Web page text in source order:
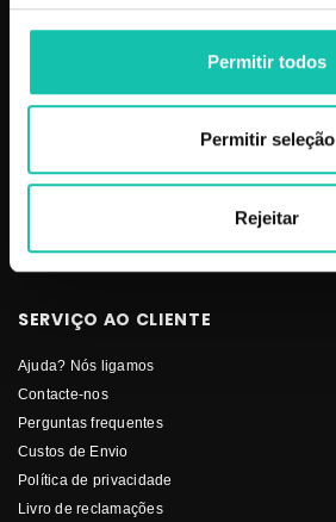
Permitir todos
Permitir seleção
Rejeitar
Estética
Solar
Social
SERVIÇO AO CLIENTE
Ajuda? Nós ligamos
Contacte-nos
Perguntas frequentes
Custos de Envio
Política de privacidade
Livro de reclamações